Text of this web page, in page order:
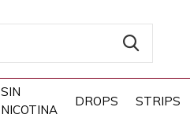
SIN
NICOTINA
DROPS STRIPS